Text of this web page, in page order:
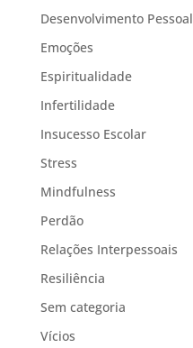
Desenvolvimento Pessoal
Emoções
Espiritualidade
Infertilidade
Insucesso Escolar
Stress
Mindfulness
Perdão
Relações Interpessoais
Resiliência
Sem categoria
Vícios